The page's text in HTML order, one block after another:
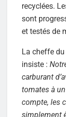
recyclées.
sont
et testés de
La cheffe du
insiste :
carburant
tomates à
compte, les
simplement